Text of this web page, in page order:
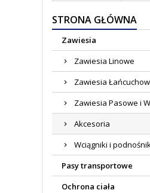
STRONA GŁÓWNA
Zawiesia
Zawiesia Linowe
Zawiesia
Zawiesia Pasowe i
Akcesoria
Wciągniki i
Pasy transportowe
Ochrona ciała